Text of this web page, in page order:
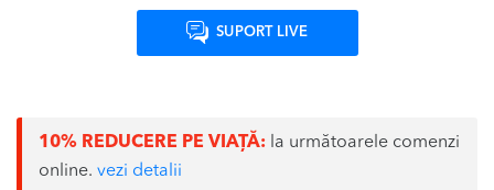
SUPORT LIVE
10% REDUCERE PE VIAȚĂ: la următoarele comenzi
online. vezi detalii